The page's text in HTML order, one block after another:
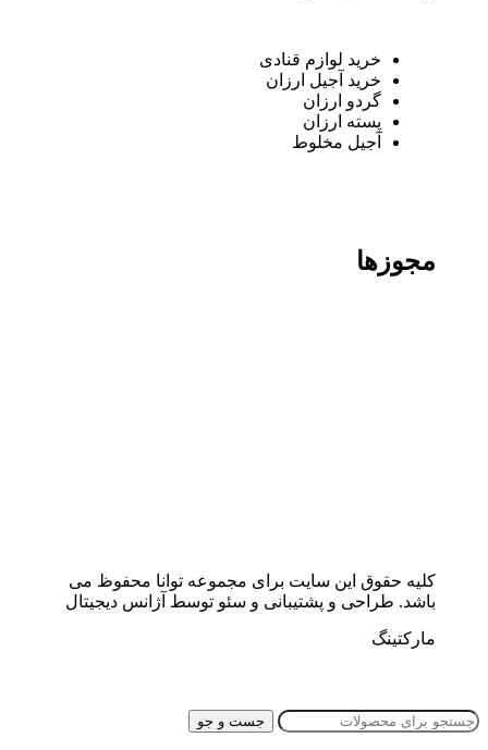
خرید لوازم قنادی
خرید آجیل ارزان
گردو ارزان
پسته ارزان
آجیل مخلوط
مجوزها
کلیه حقوق این سایت برای مجموعه توانا محفوظ می
باشد. طراحی و پشتیبانی و سئو توسط آژانس دیجیتال
مارکتینگ
جست و جو